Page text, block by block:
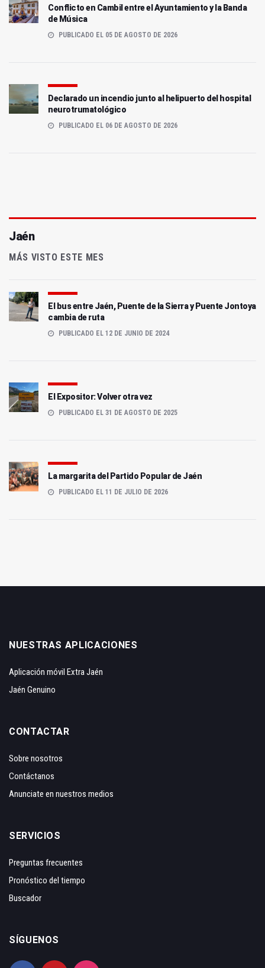
Conflicto en Cambil entre el Ayuntamiento y la Banda
de Música
PUBLICADO EL 05 DE AGOSTO DE 2026
Declarado un incendio junto al helipuerto del hospital
neurotrumatológico
PUBLICADO EL 06 DE AGOSTO DE 2026
Jaén
MÁS VISTO ESTE MES
El bus entre Jaén, Puente de la Sierra y Puente Jontoya
cambia de ruta
PUBLICADO EL 12 DE JUNIO DE 2024
El Expositor: Volver otra vez
PUBLICADO EL 31 DE AGOSTO DE 2025
La margarita del Partido Popular de Jaén
PUBLICADO EL 11 DE JULIO DE 2026
NUESTRAS APLICACIONES
Aplicación móvil Extra Jaén
Jaén Genuino
CONTACTAR
Sobre nosotros
Contáctanos
Anunciate en nuestros medios
SERVICIOS
Preguntas frecuentes
Pronóstico del tiempo
Buscador
SÍGUENOS